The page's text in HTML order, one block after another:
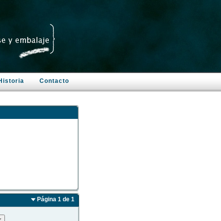
Contacto
Página 1 de 1